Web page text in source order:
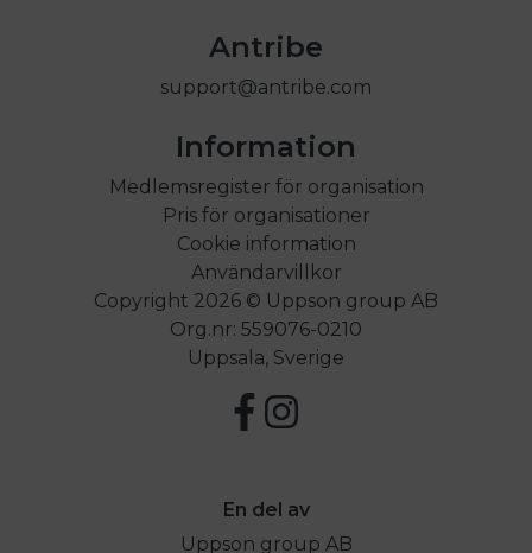
Antribe
support@antribe.com
Information
Medlemsregister för organisation
Pris för organisationer
Cookie information
Användarvillkor
Copyright 2026 © Uppson group AB
Org.nr: 559076-0210
Uppsala, Sverige
En del av
Uppson group AB